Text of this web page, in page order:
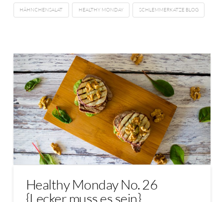
HÄHNCHENSALAT HEALTHY MONDAY SCHLEMMERKATZE BLOG
Healthy Monday No. 26
{Lecker muss es sein}